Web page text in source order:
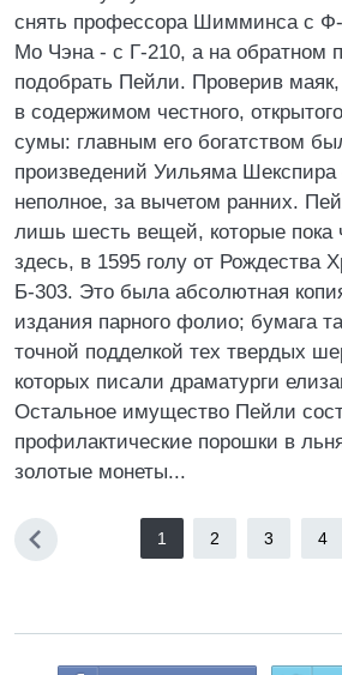
снять профессора Шимминса с Ф-
Мо Чэна - с Г-210, а на обратном
подобрать Пейли. Проверив
в содержимом честного,
сумы: главным его богатством
произведений Уильяма Шекспира
неполное, за вычетом ранних.
лишь шесть вещей, которые пока
здесь, в 1595 голу от Рождества
Б-303. Это была абсолютная
издания парного фолио; бумага
точной подделкой тех твердых
которых писали драматурги
Остальное имущество Пейли
профилактические порошки в
золотые монеты...
1 2 3 4